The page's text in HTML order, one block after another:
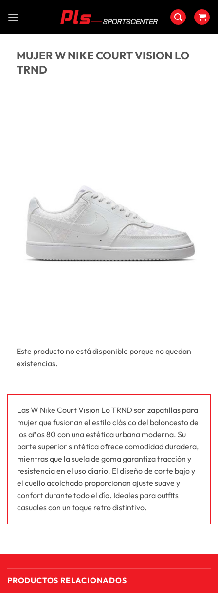
MUJER W NIKE COURT VISION LO
TRND
Este producto no está disponible porque no quedan
existencias.
Las W Nike Court Vision Lo TRND son zapatillas para
mujer que fusionan el estilo clásico del baloncesto de
los años 80 con una estética urbana moderna. Su
parte superior sintética ofrece comodidad duradera,
mientras que la suela de goma garantiza tracción y
resistencia en el uso diario. El diseño de corte bajo y
el cuello acolchado proporcionan ajuste suave y
confort durante todo el día. Ideales para outfits
casuales con un toque retro distintivo.
PRODUCTOS RELACIONADOS